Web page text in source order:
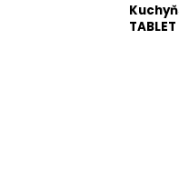
TABLET